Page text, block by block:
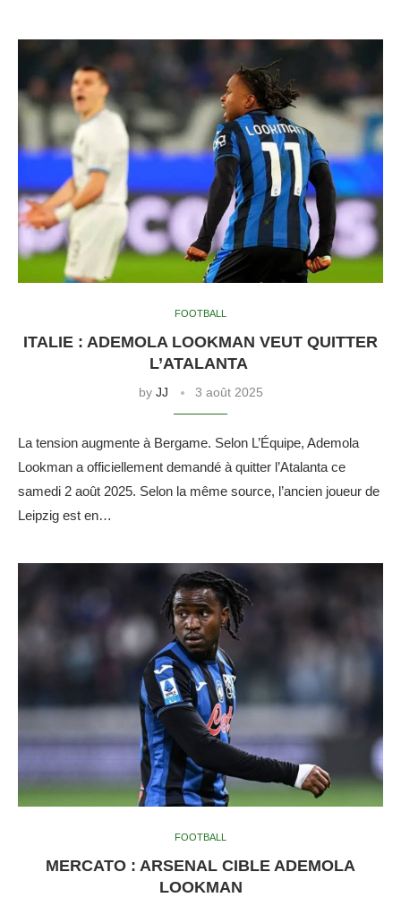
FOOTBALL
ITALIE : ADEMOLA LOOKMAN VEUT QUITTER
L’ATALANTA
by JJ 3 août 2025
La tension augmente à Bergame. Selon L’Équipe, Ademola
Lookman a officiellement demandé à quitter l’Atalanta ce
samedi 2 août 2025. Selon la même source, l’ancien joueur de
Leipzig est en…
FOOTBALL
MERCATO : ARSENAL CIBLE ADEMOLA
LOOKMAN